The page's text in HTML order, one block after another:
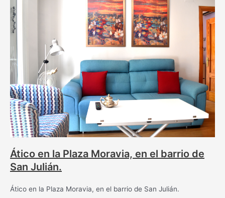
Ático en la Plaza Moravia, en el barrio de
San Julián.
Ático en la Plaza Moravia, en el barrio de San Julián.